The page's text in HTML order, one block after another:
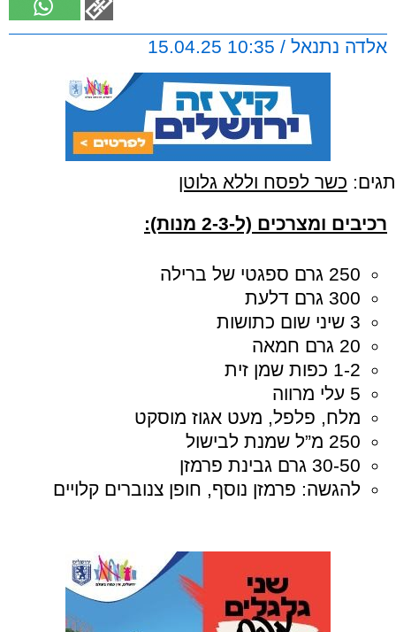
אלדה נתנאל / 10:35 15.04.25
תגים: כשר לפסח וללא גלוטן
רכיבים ומצרכים (ל-2-3 מנות):
250 גרם ספגטי של ברילה
300 גרם דלעת
3 שיני שום כתושות
20 גרם חמאה
1-2 כפות שמן זית
5 עלי מרווה
מלח, פלפל, מעט אגוז מוסקט
250 מ”ל שמנת לבישול
30-50 גרם גבינת פרמזן
להגשה: פרמזן נוסף, חופן צנוברים קלויים